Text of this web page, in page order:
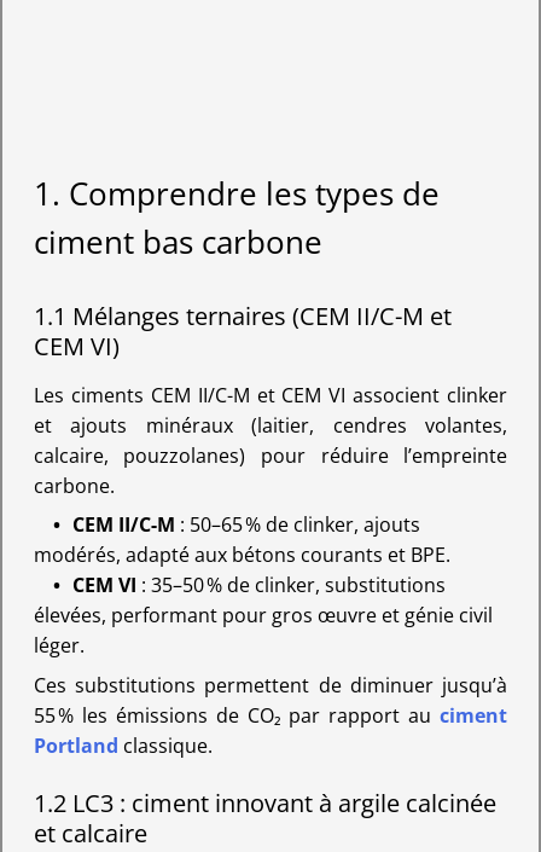
1. Comprendre les types de
ciment bas carbone
1.1 Mélanges ternaires (CEM II/C-M et
CEM VI)
Les ciments CEM II/C-M et CEM VI associent clinker
et ajouts minéraux (laitier, cendres volantes,
calcaire, pouzzolanes) pour réduire l’empreinte
carbone.
CEM II/C-M : 50–65 % de clinker, ajouts
modérés, adapté aux bétons courants et BPE.
CEM VI : 35–50 % de clinker, substitutions
élevées, performant pour gros œuvre et génie civil
léger.
Ces substitutions permettent de diminuer jusqu’à
55 % les émissions de CO₂ par rapport auciment
Portland classique.
1.2 LC3 : ciment innovant à argile calcinée
et calcaire